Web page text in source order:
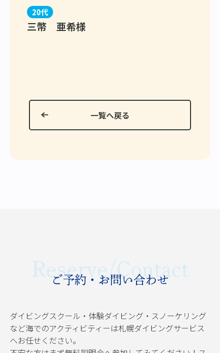
20代
三幣 亜希様
一覧へ戻る
Reserve/Contact
ご予約・お問い合わせ
ダイビングスクール・体験ダイビング・スノーケリング
など海でのアクティビティーは札幌ダイビングサービス
へお任せください。